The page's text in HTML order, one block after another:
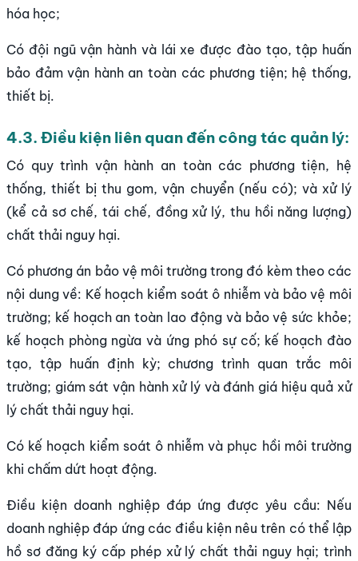
hóa học;
Có đội ngũ vận hành và lái xe được đào tạo, tập huấn
bảo đảm vận hành an toàn các phương tiện; hệ thống,
thiết bị.
4.3. Điều kiện liên quan đến công tác quản lý:
Có quy trình vận hành an toàn các phương tiện, hệ
thống, thiết bị thu gom, vận chuyển (nếu có); và xử lý
(kể cả sơ chế, tái chế, đồng xử lý, thu hồi năng lượng)
chất thải nguy hại.
Có phương án bảo vệ môi trường trong đó kèm theo các
nội dung về: Kế hoạch kiểm soát ô nhiễm và bảo vệ môi
trường; kế hoạch an toàn lao động và bảo vệ sức khỏe;
kế hoạch phòng ngừa và ứng phó sự cố; kế hoạch đào
tạo, tập huấn định kỳ; chương trình quan trắc môi
trường; giám sát vận hành xử lý và đánh giá hiệu quả xử
lý chất thải nguy hại.
Có kế hoạch kiểm soát ô nhiễm và phục hồi môi trường
khi chấm dứt hoạt động.
Điều kiện doanh nghiệp đáp ứng được yêu cầu: Nếu
doanh nghiệp đáp ứng các điều kiện nêu trên có thể lập
hồ sơ đăng ký cấp phép xử lý chất thải nguy hại; trình